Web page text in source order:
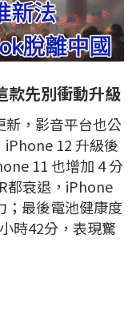
先別衝動升級
新，影音平台也公
12 升級後
11 也增加 4 分
都衰退，iPhone
；最後電池健康度
時42分，表現驚